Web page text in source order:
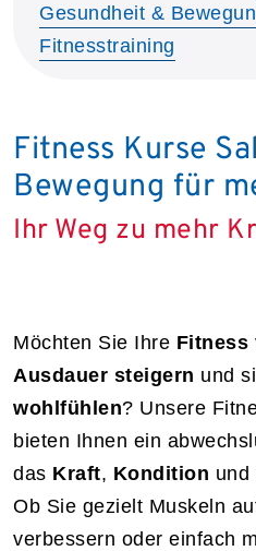
Gesundheit &
Fitnesstraining
Fitness Kurse
Bewegung für
Ihr Weg zu mehr
Möchten Sie Ihre Fitness
Ausdauer steigern und
wohlfühlen? Unsere
bieten Ihnen ein
das Kraft, Kondition und
Ob Sie gezielt Muskeln
verbessern oder einfach